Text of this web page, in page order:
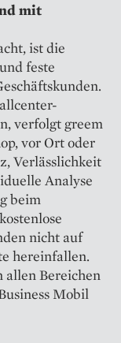
mit
ist die
feste
verfolgt greem
vor Ort oder
Verlässlichkeit
Analyse
beim
nicht auf
hereinfallen.
allen Bereichen
Mobil